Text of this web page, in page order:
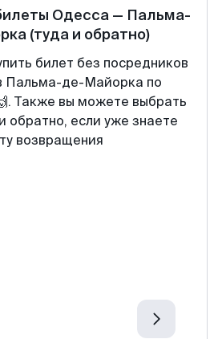
Одесса — Пальма-
(туда и обратно)
билет без посредников
Пальма-де-Майорка по
Также вы можете выбрать
обратно, если уже знаете
возвращения